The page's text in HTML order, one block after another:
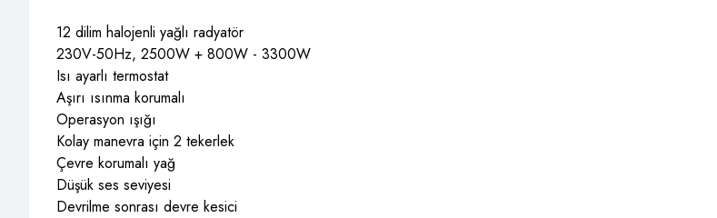
12 dilim halojenli yağlı radyatör
230V-50Hz, 2500W + 800W - 3300W
Isı ayarlı termostat
Aşırı ısınma korumalı
Operasyon ışığı
Kolay manevra için 2 tekerlek
Çevre korumalı yağ
Düşük ses seviyesi
Devrilme sonrası devre kesici